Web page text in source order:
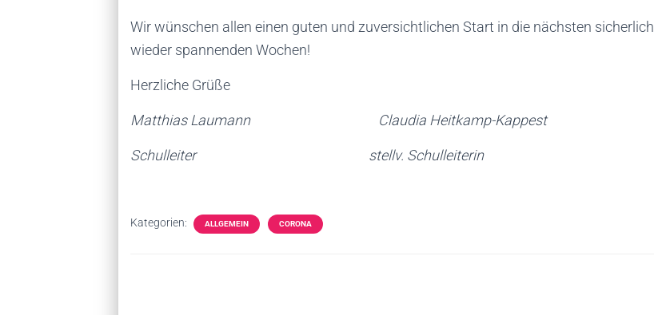
Wir wünschen allen einen guten und zuversichtlichen Start in die nächsten sicherlich
wieder spannenden Wochen!
Herzliche Grüße
Matthias Laumann Claudia Heitkamp-Kappest
Schulleiter stellv. Schulleiterin
Kategorien: ALLGEMEIN CORONA